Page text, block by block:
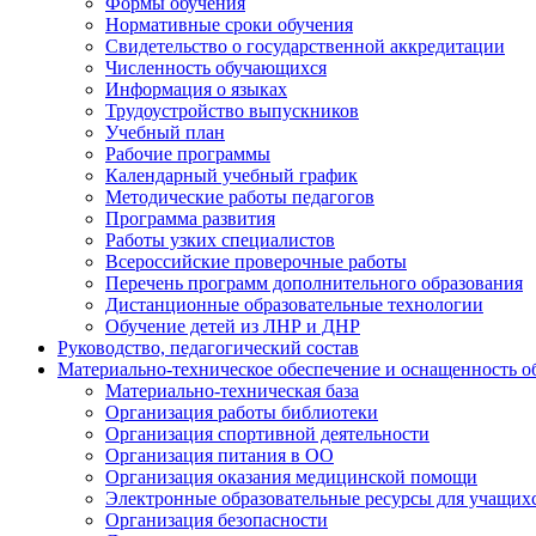
Нормативные сроки обучения
Свидетельство о государственной аккредитации
Численность обучающихся
Информация о языках
Трудоустройство выпускников
Учебный план
Рабочие программы
Календарный учебный график
Методические работы педагогов
Программа развития
Работы узких специалистов
Всероссийские проверочные работы
Перечень программ дополнительного образования
Дистанционные образовательные технологии
Обучение детей из ЛНР и ДНР
Руководство, педагогический состав
Материально-техническое обеспечение и оснащенность
Материально-техническая база
Организация работы библиотеки
Организация спортивной деятельности
Организация питания в ОО
Организация оказания медицинской помощи
Электронные образовательные ресурсы для
Организация безопасности